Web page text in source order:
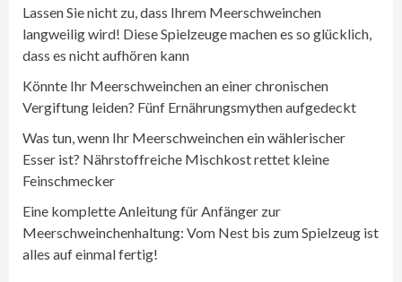
Lassen Sie nicht zu, dass Ihrem Meerschweinchen
langweilig wird! Diese Spielzeuge machen es so glücklich,
dass es nicht aufhören kann
Könnte Ihr Meerschweinchen an einer chronischen
Vergiftung leiden? Fünf Ernährungsmythen aufgedeckt
Was tun, wenn Ihr Meerschweinchen ein wählerischer
Esser ist? Nährstoffreiche Mischkost rettet kleine
Feinschmecker
Eine komplette Anleitung für Anfänger zur
Meerschweinchenhaltung: Vom Nest bis zum Spielzeug ist
alles auf einmal fertig!